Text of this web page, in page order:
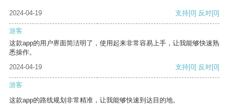
2024-04-19 支持[0] 反对[0]
游客
这款app的用户界面简洁明了，使用起来非常容易上手，让我能够快速熟
悉操作。
2024-04-19
支持[0] 反对[0]
游客
这款app的路线规划非常精准，让我能够快速到达目的地。